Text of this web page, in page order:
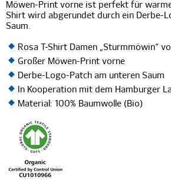
Möwen-Print vorne ist perfekt für
Shirt wird abgerundet durch ein Derbe-
Saum.
Rosa T-Shirt Damen „Sturmmöwin“
Großer Möwen-Print vorne
Derbe-Logo-Patch am unteren Saum
In Kooperation mit dem Hamburger
Material: 100% Baumwolle (Bio)